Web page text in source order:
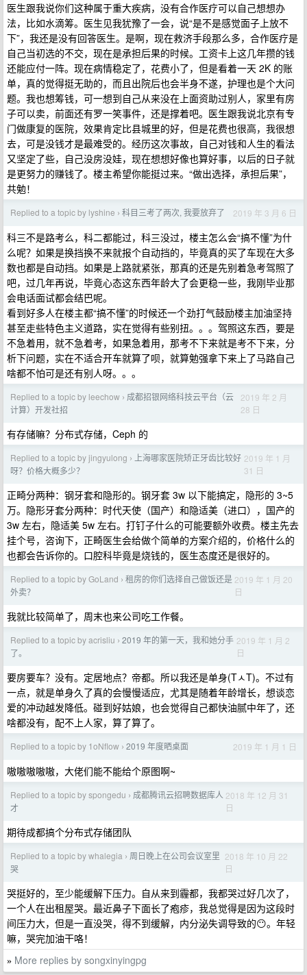
医生跟我说你们这种属于重大疾病，没有合作医疗可以自己想想办
法，比如水滴筹。医生见我犹豫了一会，说“是不是感觉面子上放不
下”，我还是没有回答医生。是啊，现在救济手段那么多，合作医疗是
自己当初选的不交，现在是承担后果的时候。工资卡上这几年攒的钱
还能应付一阵。现在病情稳定了，花费小了，但是看着一天 2K 的账
单，真的觉得挺无助的，而且出院后也会半身不遂，护理也是个大问
题。我也想筹钱，可一想到自己从来没在上面资助过别人，家里有房
子可以卖，前面还有罗一笑事件，还是撑着吧。医生跟我说北京有专
门做康复的医院，效果肯定比县城里的好，但是花费也很高，我很想
去，可是没钱才是最难受的。经历这次事故，自己对钱和人生的看法
又坚定了些，自己没房没娃，现在想想好像也算好事，以后的日子就
是更努力的赚钱了。楼主希望你能挺过来。“做出选择，承担后果”，
共勉！
Replied to a topic by lyshine › 科目三考了两次, 我要放弃了 2019 年 3 月 6 日
科三不是路考么，科二都能过，科三没过，楼主怎么会“搞不懂”为什
么呢？如果是换挡换不来就报个自动挡的，毕竟真的买了车现在大多
数也都是自动挡。如果是上路就紧张，那真的还是先别着急考驾照了
吧，过几年再说，毕竟心态这东西年龄大了会更稳一些，我刚毕业那
会电话面试都会结巴呢。
看到好多人在楼主都“搞不懂”的时候还一个劲打气鼓励楼主加油坚持
甚至走些特色主义道路，实在觉得有些别扭。。。驾照这东西，要是
不急着用，就不急着考，如果急着用，那考不下来就是考不下来，分
析下问题，实在不适合开车就算了呗，就算勉强拿下来上了马路自己
啥都不怕可是还有别人呀。。。
Replied to a topic by leechow › 成都招银网络科技云平台（云
计算）开发社招
2019 年 2 月
28 日
有存储嘛？分布式存储，Ceph 的
Replied to a topic by jingyulong ›
上海哪家医院矫正牙齿比较好
呀？价格大概多少？
2019 年 1 月
31 日
正畸分两种：钢牙套和隐形的。钢牙套 3w 以下能搞定，隐形的 3~5
万。隐形牙套分两种：时代天使（国产）和隐适美（进口），国产的
3w 左右，隐适美 5w 左右。打钉子什么的可能要额外收费。楼主先去
挂个号，咨询下，正畸医生会给做个简单的方案介绍的，价格什么的
也都会告诉你的。口腔科毕竟是烧钱的，医生态度还是很好的。
Replied to a topic by GoLand › 租房的你们选择自己做饭还是
外卖？
2019 年 1 月 20
日
我就比较简单了，周末也来公司吃工作餐。
Replied to a topic by acrisliu › 2019 年的第一天，我和她分手
了。
2019 年 1 月 2
日
要房要车？没有。定居地点？帝都。所以我还是单身(TㅅT)。不过有
一点，就是单身久了真的会慢慢适应，尤其是随着年龄增长，想谈恋
爱的冲动越发降低。碰到好姑娘，也会觉得自己都快油腻中年了，还
啥都没有，配不上人家，算了算了。
Replied to a topic by 1oNflow › 2019 年度晒桌面 2019 年 1 月 1 日
嗷嗷嗷嗷嗷，大佬们能不能给个原图啊~
Replied to a topic by spongedu › 成都腾讯云招聘数据库人
才
2018 年 12 月 31
日
期待成都搞个分布式存储团队
Replied to a topic by whalegia › 周日晚上在公司会议室里
哭
2018 年 10 月 22
日
哭挺好的，至少能缓解下压力。自从来到霾都，我都哭过好几次了，
一个人在出租屋哭。最近鼻子下面长了疱疹，我总觉得是因为这段时
间压力大，但是一直没哭，得不到缓解，内分泌失调导致的😶。年轻
嘛，哭完加油干咯！
» More replies by songxinyingpg